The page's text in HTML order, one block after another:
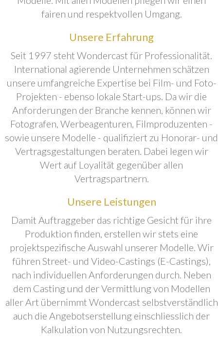
fairen und respektvollen Umgang.
Unsere Erfahrung
Seit 1997 steht Wondercast für Professionalität.
International agierende Unternehmen schätzen
unsere umfangreiche Expertise bei Film- und Foto-
Projekten - ebenso lokale Start-ups. Da wir die
Anforderungen der Branche kennen, können wir
Fotografen, Werbeagenturen, Filmproduzenten -
sowie unsere Modelle - qualifiziert zu Honorar- und
Vertragsgestaltungen beraten. Dabei legen wir
Wert auf Loyalität gegenüber allen
Vertragspartnern.
Unsere Leistungen
Damit Auftraggeber das richtige Gesicht für ihre
Produktion finden, erstellen wir stets eine
projektspezifische Auswahl unserer Modelle. Wir
führen Street- und Video-Castings (E-Castings),
nach individuellen Anforderungen durch. Neben
dem Casting und der Vermittlung von Modellen
aller Art übernimmt Wondercast selbstverständlich
auch die Angebotserstellung einschliesslich der
Kalkulation von Nutzungsrechten.